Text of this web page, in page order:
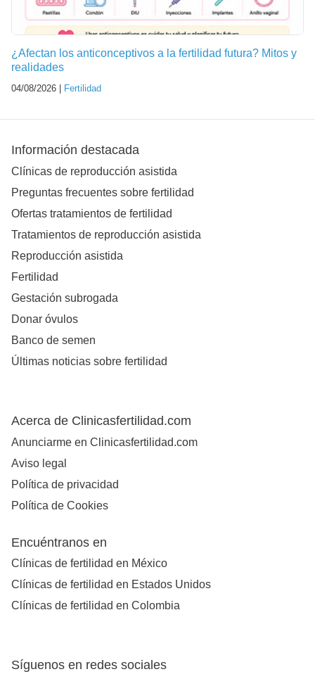
¿Afectan los anticonceptivos a la fertilidad futura? Mitos y
realidades
04/08/2026 | Fertilidad
Información destacada
Clínicas de reproducción asistida
Preguntas frecuentes sobre fertilidad
Ofertas tratamientos de fertilidad
Tratamientos de reproducción asistida
Reproducción asistida
Fertilidad
Gestación subrogada
Donar óvulos
Banco de semen
Últimas noticias sobre fertilidad
Acerca de Clinicasfertilidad.com
Anunciarme en Clinicasfertilidad.com
Aviso legal
Política de privacidad
Política de Cookies
Encuéntranos en
Clínicas de fertilidad en México
Clínicas de fertilidad en Estados Unidos
Clínicas de fertilidad en Colombia
Síguenos en redes sociales